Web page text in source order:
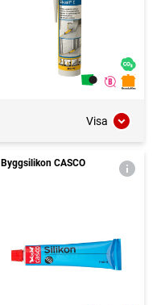
Visa
Byggsilikon CASCO